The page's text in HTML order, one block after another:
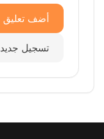
أضف تعليق
تسجيل جديد